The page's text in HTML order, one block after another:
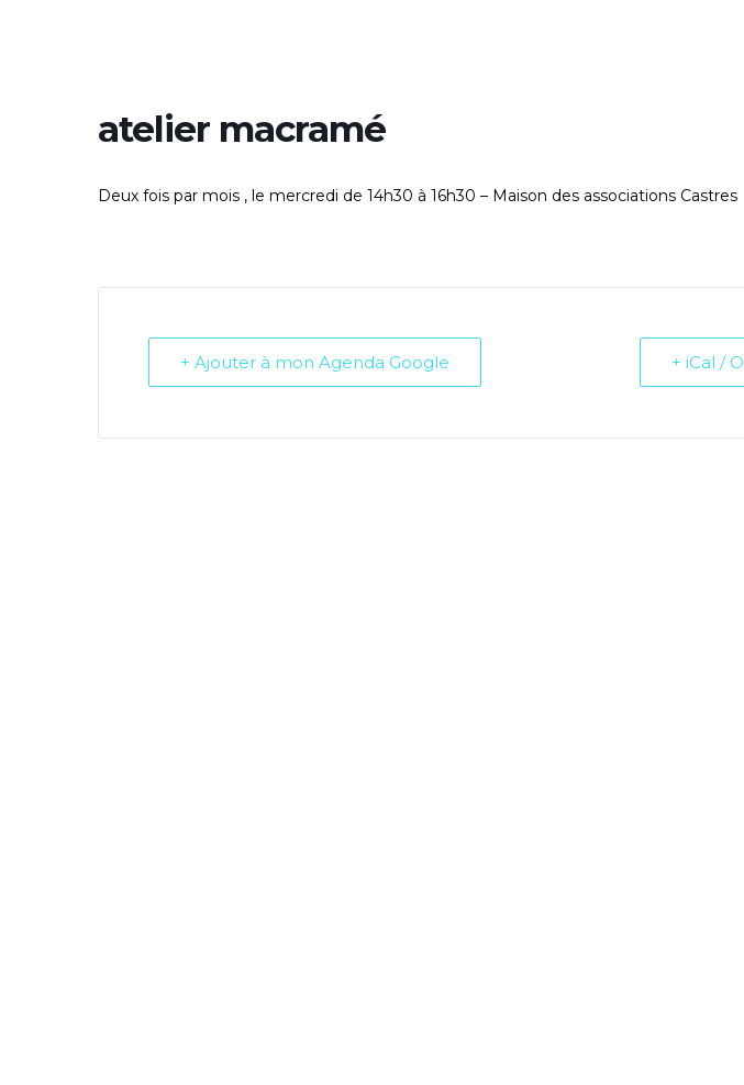
atelier macramé
Deux fois par mois , le mercredi de 14h30 à 16h30 – Maison des associations Castres
+ Ajouter à mon Agenda Google + iCal /